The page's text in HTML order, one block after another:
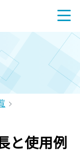
と使用例